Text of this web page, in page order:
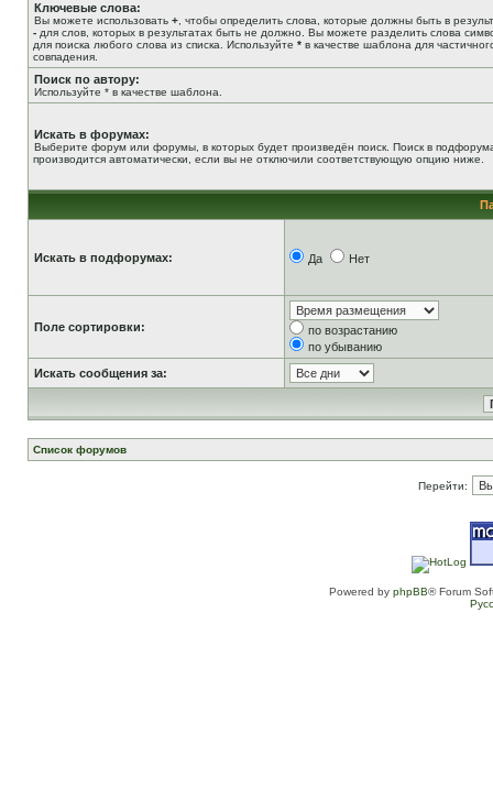
Ключевые слова:
Вы можете использовать + , чтобы определить слова, которые должны быть в
- для слов, которых в результатах быть не должно. Вы можете разделить слова
для поиска любого слова из списка. Используйте * в качестве шаблона для
совпадения.
Поиск по автору:
Используйте * в качестве шаблона.
Искать в форумах:
Выберите форум или форумы, в которых будет произведён поиск. Поиск в
производится автоматически, если вы не отключили соответствующую опцию ниже.
Искать в подфорумах: Да Нет
Поле сортировки:
по возрастанию
по убыванию
Искать сообщения за:
Список форумов
Перейти:
Powered by phpBB® Forum